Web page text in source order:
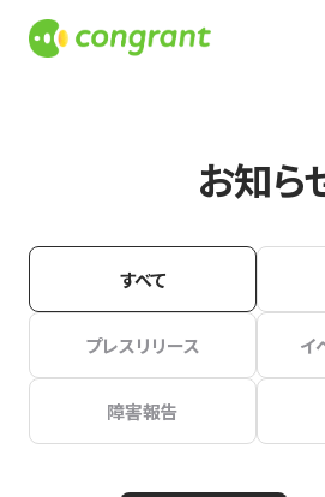
お知ら
すべて
プレスリリース イ
障害報告